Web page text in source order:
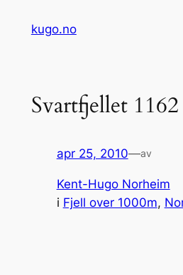
kugo.no
Svartfjellet
apr 25, 2010—av
Kent-Hugo Norheim
i Fjell over 1000m,